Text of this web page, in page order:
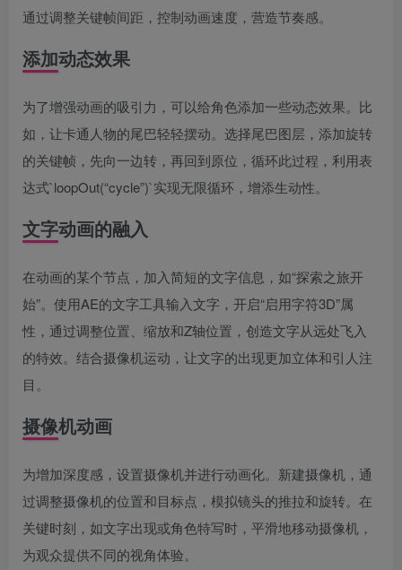
通过调整关键帧间距，控制动画速度，营造节奏感。
添加动态效果
为了增强动画的吸引力，可以给角色添加一些动态效果。比
如，让卡通人物的尾巴轻轻摆动。选择尾巴图层，添加旋转
的关键帧，先向一边转，再回到原位，循环此过程，利用表
达式`loopOut(“cycle”)`实现无限循环，增添生动性。
文字动画的融入
在动画的某个节点，加入简短的文字信息，如“探索之旅开
始”。使用AE的文字工具输入文字，开启“启用字符3D”属
性，通过调整位置、缩放和Z轴位置，创造文字从远处飞入
的特效。结合摄像机运动，让文字的出现更加立体和引人注
目。
摄像机动画
为增加深度感，设置摄像机并进行动画化。新建摄像机，通
过调整摄像机的位置和目标点，模拟镜头的推拉和旋转。在
关键时刻，如文字出现或角色特写时，平滑地移动摄像机，
为观众提供不同的视角体验。